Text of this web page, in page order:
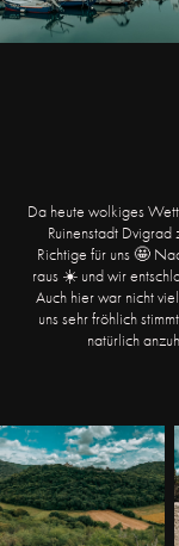
Da heute wolkiges
Ruinenstadt
Richtige für uns 🤩
raus ☀️ und wir
Auch hier war nicht
uns sehr fröhlich
natürlich